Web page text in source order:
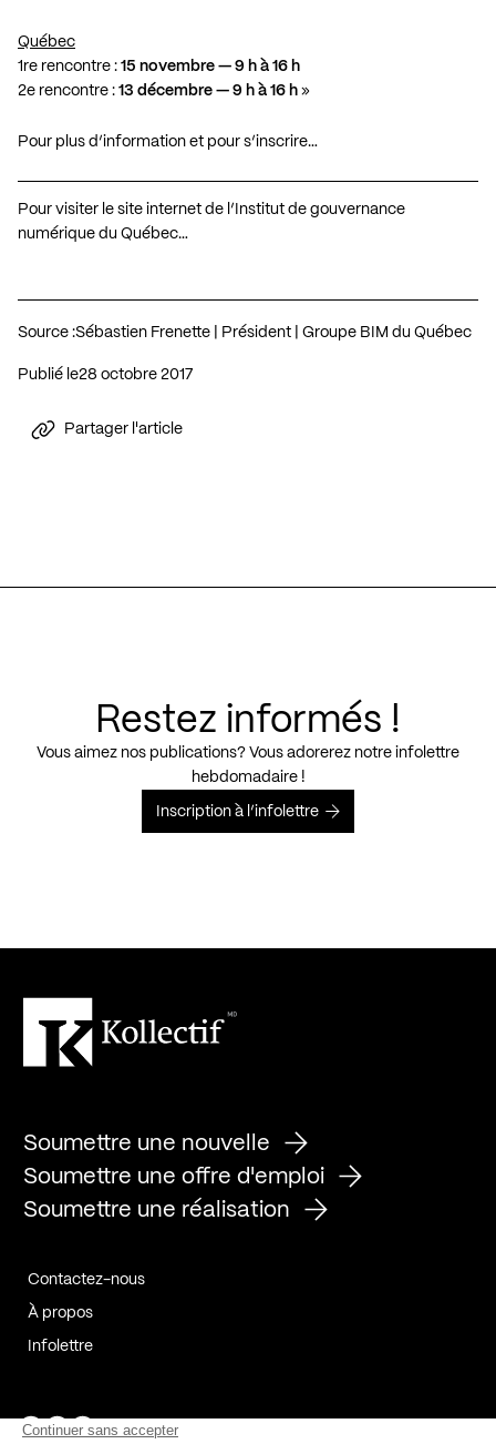
Québec
1re rencontre : 15 novembre — 9 h à 16 h
2e rencontre : 13 décembre — 9 h à 16 h »
Pour plus d’information et pour s’inscrire…
Pour visiter le site internet de l’Institut de gouvernance
numérique du Québec…
Source :Sébastien Frenette | Président | Groupe BIM du Québec
Publié le 28 octobre 2017
Partager l'article
Restez informés !
Vous aimez nos publications? Vous adorerez notre infolettre
hebdomadaire !
Inscription à l’infolettre
Soumettre une nouvelle
Soumettre une offre d'emploi
Soumettre une réalisation
Contactez-nous
À propos
Infolettre
Page Facebook de Kollectif
Page Instagram de Kollectif
Page Linkedin de Kollectif